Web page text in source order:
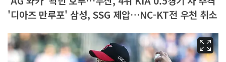
'디아즈 만루포' 삼성, SSG 제압…NC-KT전 우천 취소